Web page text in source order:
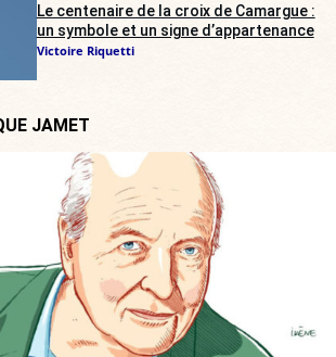
Le centenaire de la croix de Camargue :
un symbole et un signe d’appartenance
Victoire Riquetti
JAMET